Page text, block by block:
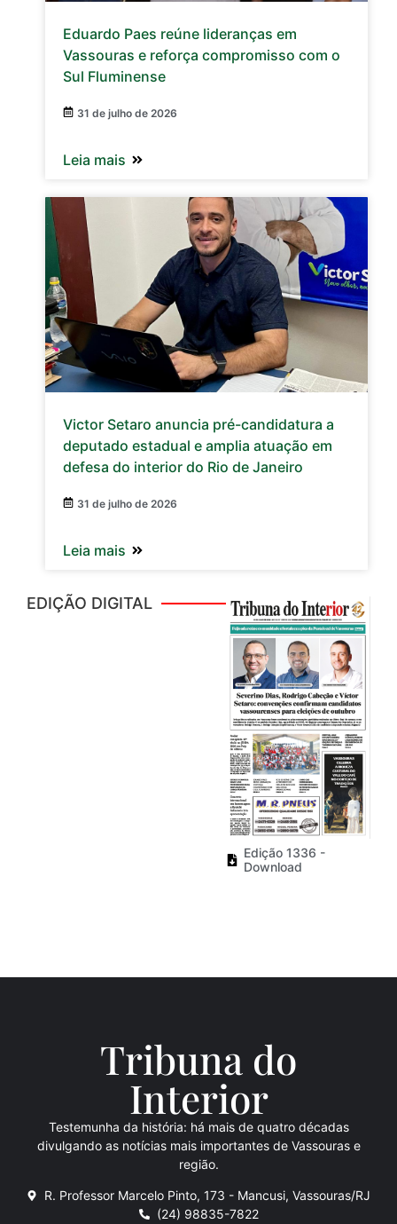
Eduardo Paes reúne lideranças em
Vassouras e reforça compromisso com o
Sul Fluminense
31 de julho de 2026
Leia mais
Victor Setaro anuncia pré-candidatura a
deputado estadual e amplia atuação em
defesa do interior do Rio de Janeiro
31 de julho de 2026
Leia mais
EDIÇÃO DIGITAL
Edição 1336 -
Download
Tribuna do
Interior
Testemunha da história: há mais de quatro décadas
divulgando as notícias mais importantes de Vassouras e
região.
R. Professor Marcelo Pinto, 173 - Mancusi, Vassouras/RJ
(24) 98835-7822